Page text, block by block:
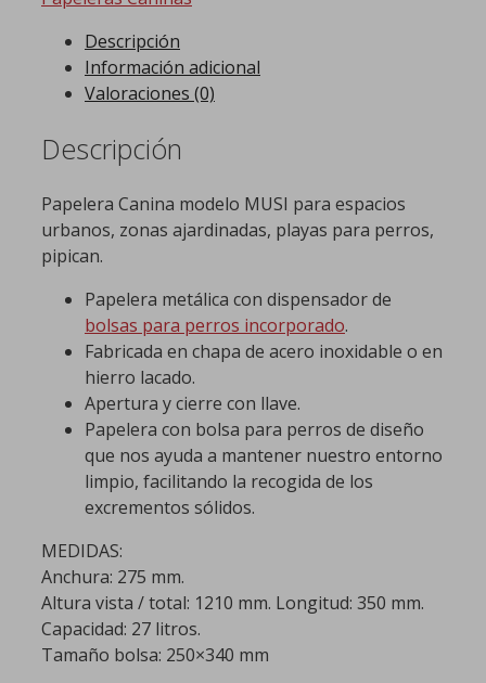
Descripción
Información adicional
Valoraciones (0)
Descripción
Papelera Canina modelo MUSI para espacios
urbanos, zonas ajardinadas, playas para perros,
pipican.
Papelera metálica con dispensador de
bolsas para perros incorporado.
Fabricada en chapa de acero inoxidable o en
hierro lacado.
Apertura y cierre con llave.
Papelera con bolsa para perros de diseño
que nos ayuda a mantener nuestro entorno
limpio, facilitando la recogida de los
excrementos sólidos.
MEDIDAS:
Anchura: 275 mm.
Altura vista / total: 1210 mm. Longitud: 350 mm.
Capacidad: 27 litros.
Tamaño bolsa: 250×340 mm